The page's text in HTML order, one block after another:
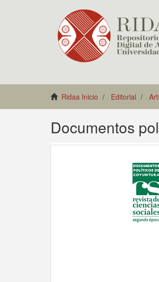
Ridaa Inicio Editorial
Documentos